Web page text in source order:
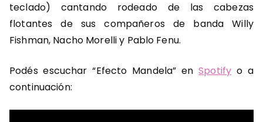
teclado) cantando rodeado de las cabezas
flotantes de sus compañeros de banda Willy
Fishman, Nacho Morelli y Pablo Fenu.
Podés escuchar “Efecto Mandela” enSpotify o a
continuación: